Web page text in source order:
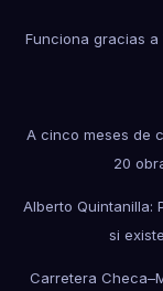
Funciona gracias a
A cinco meses de
20
Alberto Quintanilla:
si
Carretera